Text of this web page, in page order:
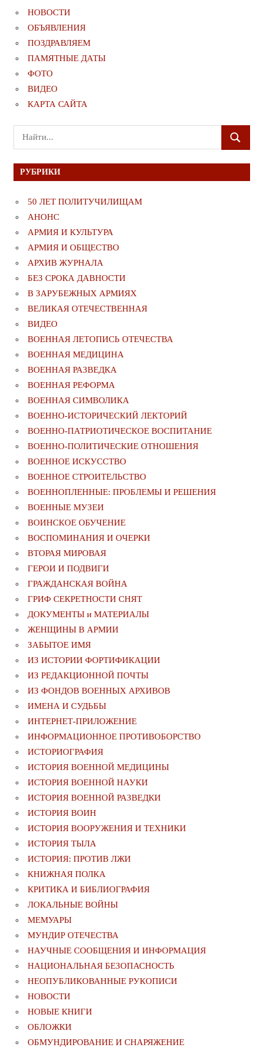
НОВОСТИ
ОБЪЯВЛЕНИЯ
ПОЗДРАВЛЯЕМ
ПАМЯТНЫЕ ДАТЫ
ФОТО
ВИДЕО
КАРТА САЙТА
Поиск
для:
ПОИСК
РУБРИКИ
50 ЛЕТ ПОЛИТУЧИЛИЩАМ
АНОНС
АРМИЯ И КУЛЬТУРА
АРМИЯ И ОБЩЕСТВО
АРХИВ ЖУРНАЛА
БЕЗ СРОКА ДАВНОСТИ
В ЗАРУБЕЖНЫХ АРМИЯХ
ВЕЛИКАЯ ОТЕЧЕСТВЕННАЯ
ВИДЕО
ВОЕННАЯ ЛЕТОПИСЬ ОТЕЧЕСТВА
ВОЕННАЯ МЕДИЦИНА
ВОЕННАЯ РАЗВЕДКА
ВОЕННАЯ РЕФОРМА
ВОЕННАЯ СИМВОЛИКА
ВОЕННО-ИСТОРИЧЕСКИЙ ЛЕКТОРИЙ
ВОЕННО-ПАТРИОТИЧЕСКОЕ ВОСПИТАНИЕ
ВОЕННО-ПОЛИТИЧЕСКИE ОТНОШЕНИЯ
ВОЕННОЕ ИСКУССТВО
ВОЕННОЕ СТРОИТЕЛЬСТВО
ВОЕННОПЛЕННЫЕ: ПРОБЛЕМЫ И РЕШЕНИЯ
ВОЕННЫЕ МУЗЕИ
ВОИНСКОЕ ОБУЧЕНИЕ
ВОСПОМИНАНИЯ И ОЧЕРКИ
ВТОРАЯ МИРОВАЯ
ГЕРОИ И ПОДВИГИ
ГРАЖДАНСКАЯ ВОЙНА
ГРИФ СЕКРЕТНОСТИ СНЯТ
ДОКУМЕНТЫ и МАТЕРИАЛЫ
ЖЕНЩИНЫ В АРМИИ
ЗАБЫТОЕ ИМЯ
ИЗ ИСТОРИИ ФОРТИФИКАЦИИ
ИЗ РЕДАКЦИОННОЙ ПОЧТЫ
ИЗ ФОНДОВ ВОЕННЫХ АРХИВОВ
ИМЕНА И СУДЬБЫ
ИНТЕРНЕТ-ПРИЛОЖЕНИЕ
ИНФОРМАЦИОННОЕ ПРОТИВОБОРСТВО
ИСТОРИОГРАФИЯ
ИСТОРИЯ ВОЕННОЙ МЕДИЦИНЫ
ИСТОРИЯ ВОЕННОЙ НАУКИ
ИСТОРИЯ ВОЕННОЙ РАЗВЕДКИ
ИСТОРИЯ ВОИН
ИСТОРИЯ ВООРУЖЕНИЯ И ТЕХНИКИ
ИСТОРИЯ ТЫЛА
ИСТОРИЯ: ПРОТИВ ЛЖИ
КНИЖНАЯ ПОЛКА
КРИТИКА И БИБЛИОГРАФИЯ
ЛОКАЛЬНЫЕ ВОЙНЫ
МЕМУАРЫ
МУНДИР ОТЕЧЕСТВА
НАУЧНЫЕ СООБЩЕНИЯ И ИНФОРМАЦИЯ
НАЦИОНАЛЬНАЯ БЕЗОПАСНОСТЬ
НЕОПУБЛИКОВАННЫЕ РУКОПИСИ
НОВОСТИ
НОВЫЕ КНИГИ
ОБЛОЖКИ
ОБМУНДИРОВАНИЕ И СНАРЯЖЕНИЕ